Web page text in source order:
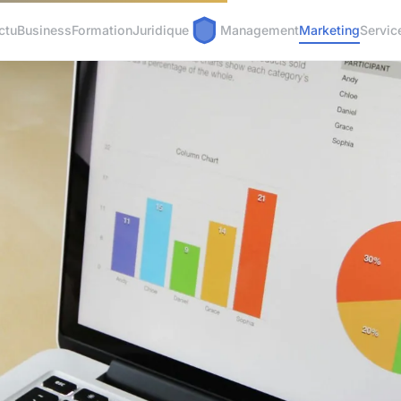
BusinessFormationJuridique ManagementMarketing